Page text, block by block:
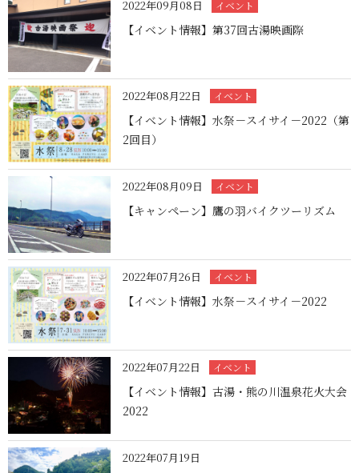
2022年09月08日 イベント
【イベント情報】第37回古湯映画際
2022年08月22日 イベント
【イベント情報】水祭－スイサイ－2022（第
2回目）
2022年08月09日 イベント
【キャンペーン】鷹の羽バイクツーリズム
2022年07月26日 イベント
【イベント情報】水祭－スイサイ－2022
2022年07月22日 イベント
【イベント情報】古湯・熊の川温泉花火大会
2022
2022年07月19日